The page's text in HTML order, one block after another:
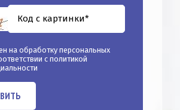
на обработку персональных
с политикой